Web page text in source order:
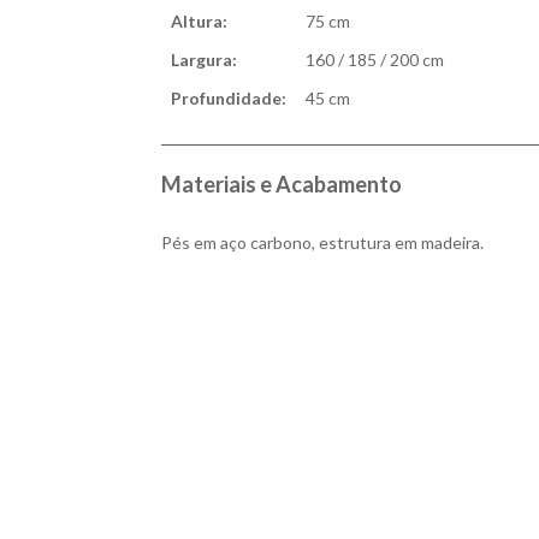
Altura:
75 cm
Largura:
160 / 185 / 200 cm
Profundidade:
45 cm
Materiais e Acabamento
Pés em aço carbono, estrutura em madeira.